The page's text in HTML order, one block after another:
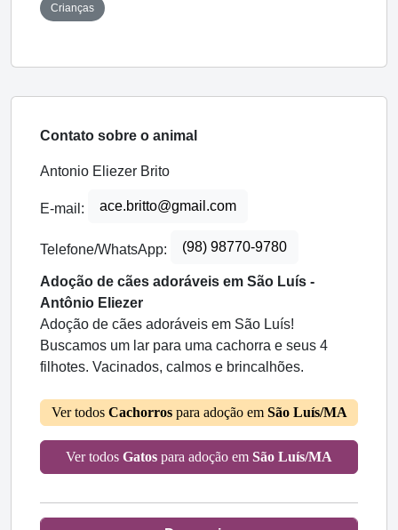
Crianças
Contato sobre o animal
Antonio Eliezer Brito
E-mail: ace.britto@gmail.com
Telefone/WhatsApp: (98) 98770-9780
Adoção de cães adoráveis em São Luís -
Antônio Eliezer
Adoção de cães adoráveis em São Luís!
Buscamos um lar para uma cachorra e seus 4
filhotes. Vacinados, calmos e brincalhões.
Ver todos Cachorrospara adoção em São Luís/MA
Ver todos Gatos para adoção em São Luís/MA